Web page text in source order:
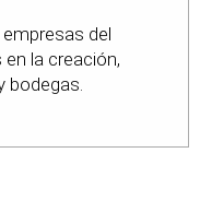
del
la creación,
bodegas.